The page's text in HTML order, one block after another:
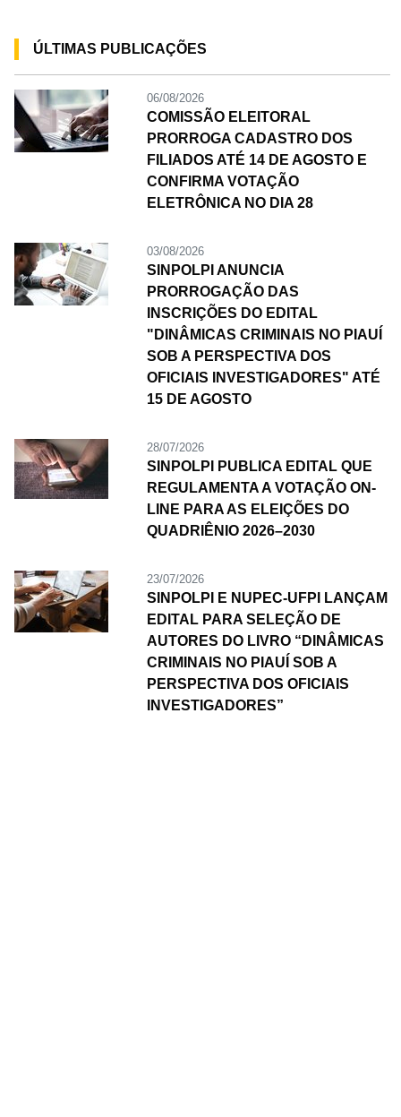
ÚLTIMAS PUBLICAÇÕES
06/08/2026
COMISSÃO ELEITORAL
PRORROGA CADASTRO DOS
FILIADOS ATÉ 14 DE AGOSTO E
CONFIRMA VOTAÇÃO
ELETRÔNICA NO DIA 28
03/08/2026
SINPOLPI ANUNCIA
PRORROGAÇÃO DAS
INSCRIÇÕES DO EDITAL
"DINÂMICAS CRIMINAIS NO PIAUÍ
SOB A PERSPECTIVA DOS
OFICIAIS INVESTIGADORES" ATÉ
15 DE AGOSTO
28/07/2026
SINPOLPI PUBLICA EDITAL QUE
REGULAMENTA A VOTAÇÃO ON-
LINE PARA AS ELEIÇÕES DO
QUADRIÊNIO 2026–2030
23/07/2026
SINPOLPI E NUPEC-UFPI LANÇAM
EDITAL PARA SELEÇÃO DE
AUTORES DO LIVRO “DINÂMICAS
CRIMINAIS NO PIAUÍ SOB A
PERSPECTIVA DOS OFICIAIS
INVESTIGADORES”